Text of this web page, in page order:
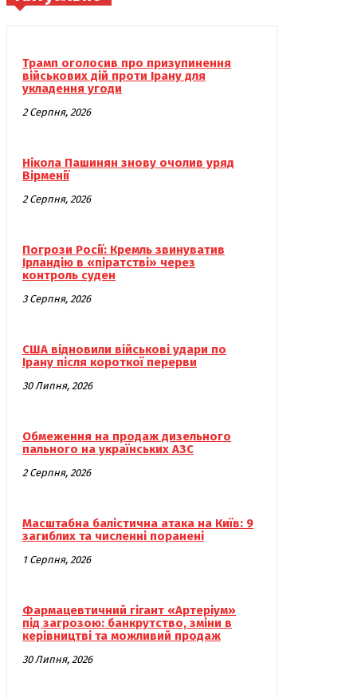
Трамп оголосив про призупинення
військових дій проти Ірану для
укладення угоди
2 Серпня, 2026
Нікола Пашинян знову очолив уряд
Вірменії
2 Серпня, 2026
Погрози Росії: Кремль звинуватив
Ірландію в «піратстві» через
контроль суден
3 Серпня, 2026
США відновили військові удари по
Ірану після короткої перерви
30 Липня, 2026
Обмеження на продаж дизельного
пального на українських АЗС
2 Серпня, 2026
Масштабна балістична атака на Київ: 9
загиблих та численні поранені
1 Серпня, 2026
Фармацевтичний гігант «Артеріум»
під загрозою: банкрутство, зміни в
керівництві та можливий продаж
30 Липня, 2026